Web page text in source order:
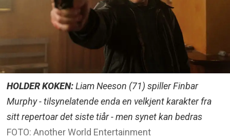
HOLDER KOKEN:Liam Neeson (71) spiller Finbar
Murphy - tilsynelatende enda en velkjent karakter fra
sitt repertoar det siste tiår - men synet kan bedras
FOTO: Another World Entertainment